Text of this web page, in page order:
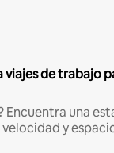
viajes de trabajo
Encuentra una
y